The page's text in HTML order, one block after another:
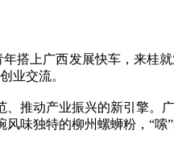
上广西发展快车，来桂
业交流。
动产业振兴的新引擎。
味独特的柳州螺蛳粉，“嗦